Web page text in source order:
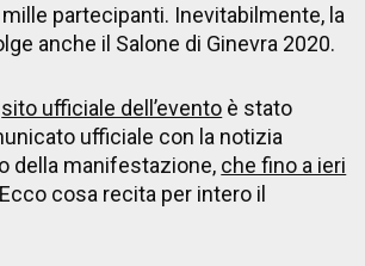
partecipanti. Inevitabilmente, la
anche il Salone di Ginevra 2020.
sito ufficiale dell’evento è stato
ufficiale con la notizia
della manifestazione, che fino a ieri
cosa recita per intero il